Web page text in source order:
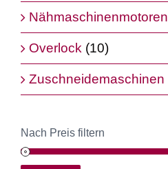
Nähmaschinenmotoren
Overlock (10)
Zuschneidemaschinen
Nach Preis filtern